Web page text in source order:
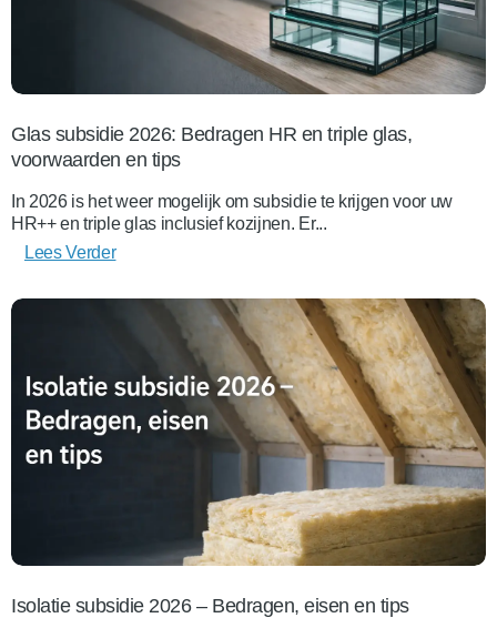
Glas subsidie 2026: Bedragen HR en triple glas,
voorwaarden en tips
In 2026 is het weer mogelijk om subsidie te krijgen voor uw
HR++ en triple glas inclusief kozijnen. Er...
Lees Verder
Isolatie subsidie 2026 – Bedragen, eisen en tips